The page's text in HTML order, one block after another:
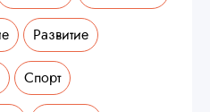
Развитие
Спорт